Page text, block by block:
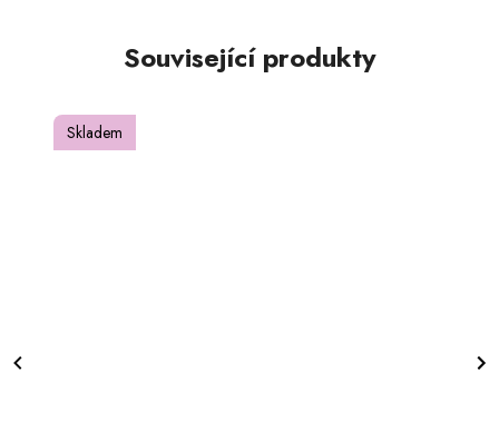
Související produkty
Skladem